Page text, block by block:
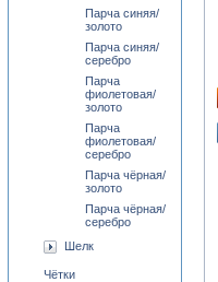
Парча синяя/
золото
Парча синяя/
серебро
Парча
фиолетовая/
золото
Парча
фиолетовая/
серебро
Парча чёрная/
золото
Парча чёрная/
серебро
Шелк
Чётки